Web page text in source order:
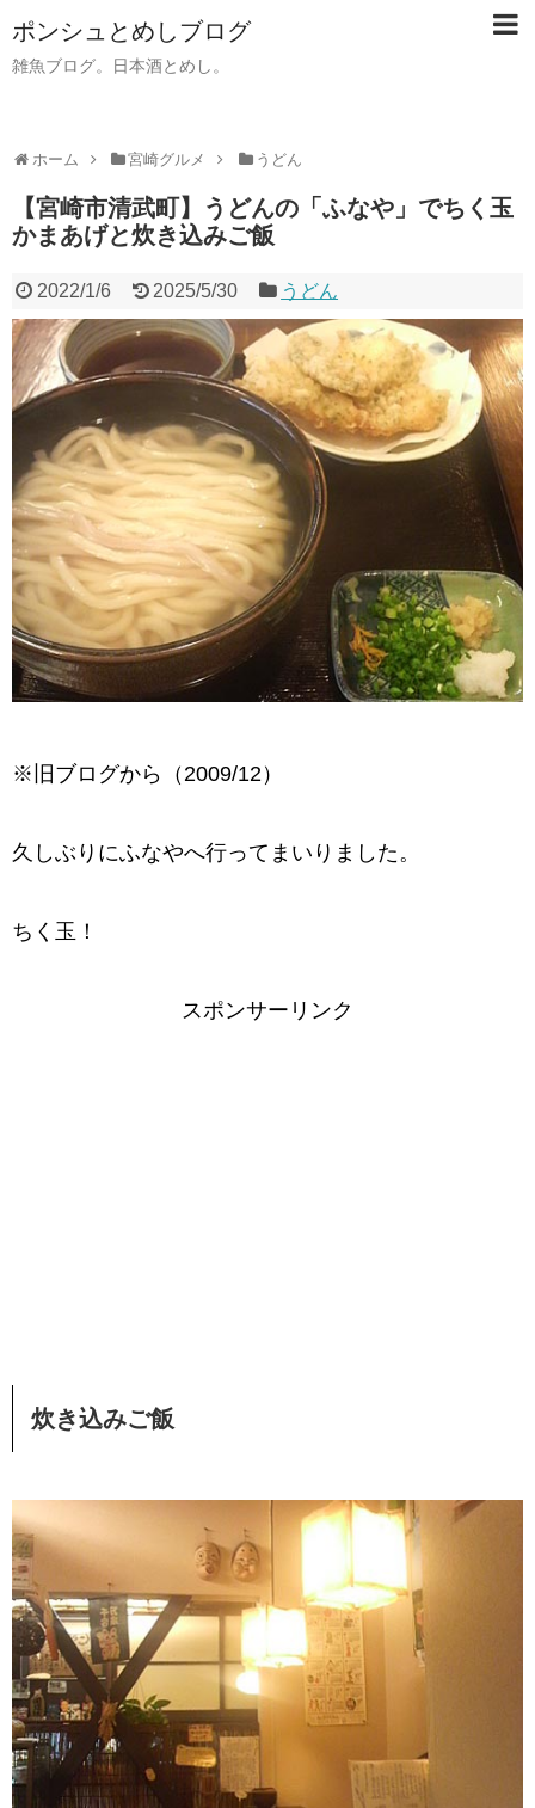
ポンシュとめしブログ
雑魚ブログ。日本酒とめし。
ホーム 宮崎グルメ うどん
【宮崎市清武町】うどんの「ふなや」でちく玉
かまあげと炊き込みご飯
2022/1/6 2025/5/30 うどん
※旧ブログから（2009/12）
久しぶりにふなやへ行ってまいりました。
ちく玉！
スポンサーリンク
炊き込みご飯